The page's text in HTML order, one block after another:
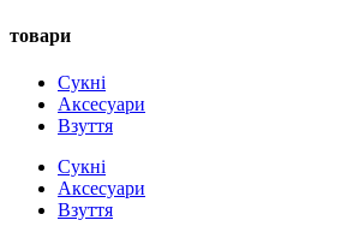
товари
Сукні
Аксесуари
Взуття
Сукні
Аксесуари
Взуття